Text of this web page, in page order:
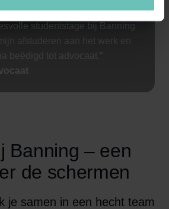
studentstage bij Banning
afstuderen aan het werk en
beëdigd tot advocaat.”
Banning – een
de schermen
je samen in een hecht team